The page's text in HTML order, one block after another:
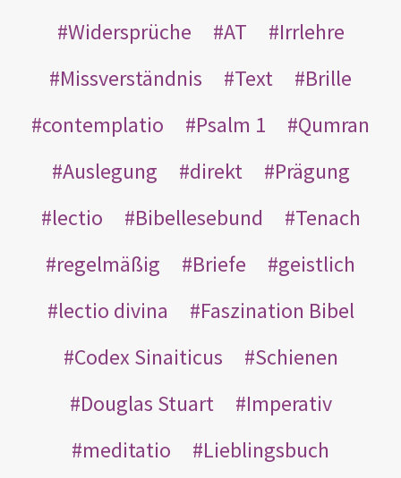
Widersprüche
AT
Irrlehre
Missverständnis
Text
Brille
contemplatio
Psalm 1
Qumran
Auslegung
direkt
Prägung
lectio
Bibellesebund
Tenach
regelmäßig
Briefe
geistlich
lectio divina
Faszination Bibel
Codex Sinaiticus
Schienen
Douglas Stuart
Imperativ
meditatio
Lieblingsbuch